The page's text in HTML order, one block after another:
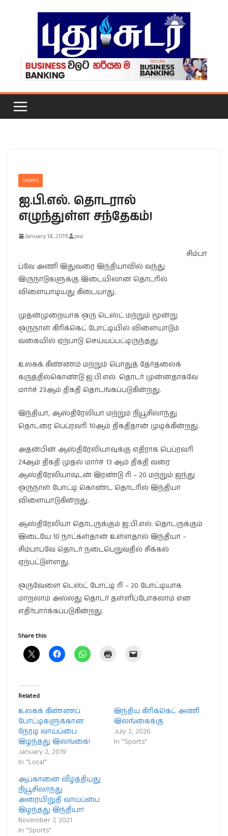
SPORTS
ஐ.பி.எல். தொடரால்
எழுந்துள்ள சந்தேகம்!
January 14, 2019 jasi
சிம்பா
ப்வே அணி இதுவரை இந்தியாவில் வந்து
இருநாடுகளுக்கு இடையிலான தொடரில்
விளையாடியது கிடையாது.
முதன்முறையாக ஒரு டெஸ்ட் மற்றும் மூன்று
ஒருநாள் கிரிக்கெட் போட்டியில் விளையாடும்
வகையில் ஏற்பாடு செய்யப்பட்டிருந்தது.
உலகக் கிண்ணம் மற்றும் பொதுத் தேர்தலைக்
கருத்தில்கொண்டு ஐ.பி.எல். தொடர் முன்னதாகவே
மார்ச் 23ஆம் திகதி தொடங்கப்படுகின்றது.
இந்தியா, ஆஸ்திரேலியா மற்றும் நியூசிலாந்து
தொடரை பெப்ரவரி 10ஆம் திகதிதான் முடிக்கின்றது.
அதன்பின் ஆஸ்திரேலியாவுக்கு எதிராக பெப்ரவரி
24ஆம் திகதி முதல் மார்ச் 13 ஆம் திகதி வரை
ஆஸ்திரேலியாவுடன் இரண்டு ரி – 20 மற்றும் ஐந்து
ஒருநாள் போட்டி கொண்ட தொடரில் இந்தியா
விளையாடுகின்றது.
ஆஸ்திரேலியா தொடருக்கும் ஐ.பி.எல். தொடருக்கும்
இடையே 10 நாட்கள்தான் உள்ளதால் இந்தியா –
சிம்பாப்வே தொடர் நடைபெறுவதில் சிக்கல்
ஏற்பட்டுள்ளது.
ஒருவேளை டெஸ்ட் போட்டி ரி – 20 போட்டியாக
மாறலாம் அல்லது தொடர் தள்ளிப்போகலாம் என
எதிர்பார்க்கப்படுகின்றது.
Share this:
Related
உலகக் கிண்ணப்
போட்டிகளுக்கான
நேரடி வாய்ப்பை
இழந்தது இலங்கை!
January 2, 2019
In "Local"
இந்திய கிரிக்கெட் அணி
இலங்கைக்கு
July 2, 2026
In "Sports"
ஆப்கானை வீழ்த்தியது
நியூசிலாந்து
அரையிறுதி வாய்ப்பை
இழந்தது இந்தியா!
November 7, 2021
In "Sports"